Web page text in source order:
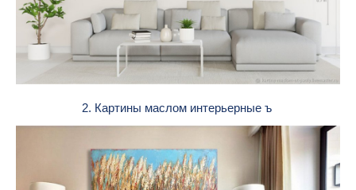
2. Картины маслом интерьерные ъ